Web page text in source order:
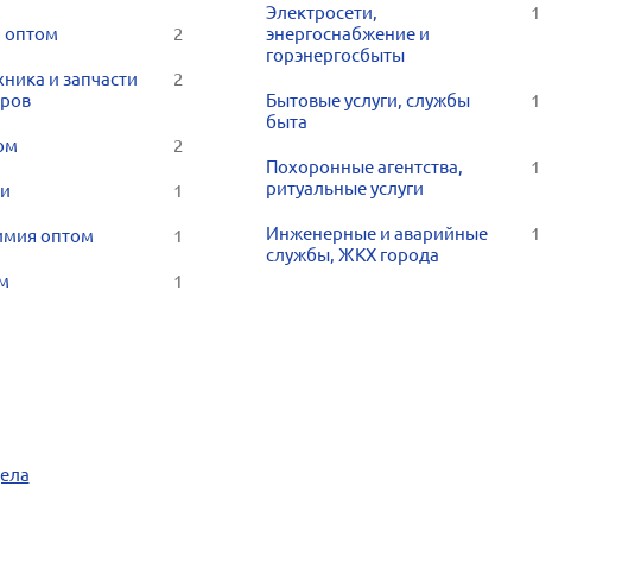
оптом 2
и запчасти
2
2
1
оптом 1
1
Электросети,
энергоснабжение и
горэнергосбыты
1
Бытовые услуги, службы
быта
1
Похоронные агентства,
ритуальные услуги
1
Инженерные и аварийные
службы, ЖКХ города
1